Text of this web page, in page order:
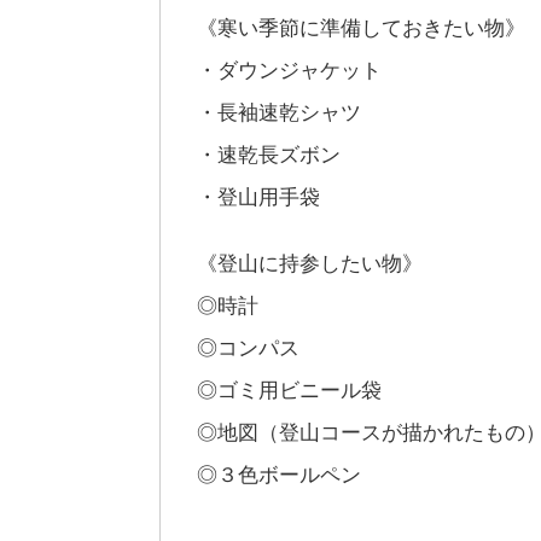
《寒い季節に準備しておきたい物》
・ダウンジャケット
・長袖速乾シャツ
・速乾長ズボン
・登山用手袋
《登山に持参したい物》
◎時計
◎コンパス
◎ゴミ用ビニール袋
◎地図（登山コースが描かれたもの
◎３色ボールペン